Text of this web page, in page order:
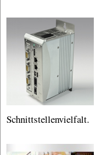
Schnittstellenvielfalt.